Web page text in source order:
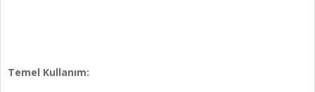
Temel Kullanım: